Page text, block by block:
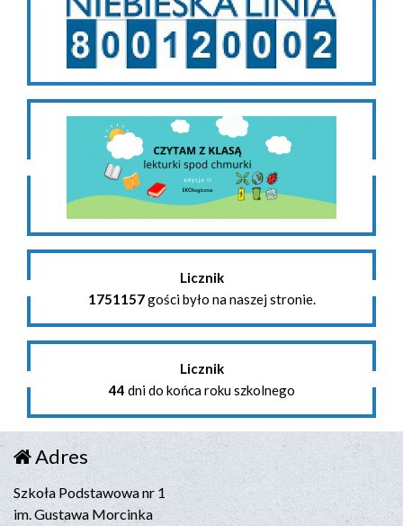
Licznik
1751157gości było na naszej stronie.
Licznik
44 dni do końca roku szkolnego
Adres
Szkoła Podstawowa nr 1
im. Gustawa Morcinka